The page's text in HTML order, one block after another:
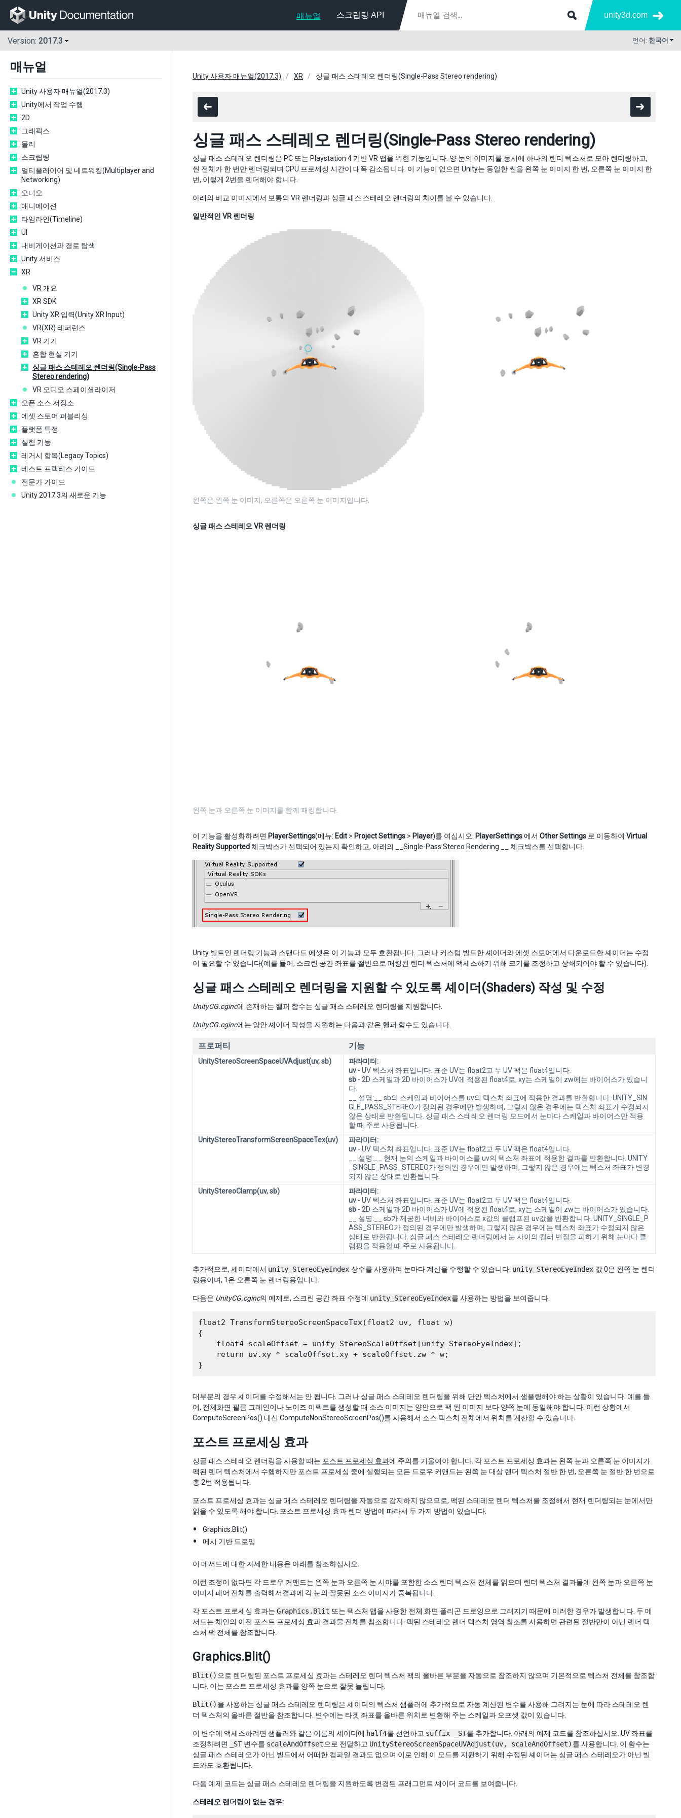
매뉴얼 스크립팅 API unity3d.com
Version: 2017.3 언어: 한국어
매뉴얼
Unity 사용자 매뉴얼(2017.3)
Unity에서 작업 수행
2D
그래픽스
물리
스크립팅
멀티플레이어 및 네트워킹(Multiplayer and
Networking)
오디오
애니메이션
타임라인(Timeline)
UI
내비게이션과 경로 탐색
Unity 서비스
XR
VR 개요
XR SDK
Unity XR 입력(Unity XR Input)
VR(XR) 레퍼런스
VR 기기
혼합 현실 기기
싱글 패스 스테레오 렌더링(Single-Pass
Stereo rendering)
VR 오디오 스페이셜라이저
오픈 소스 저장소
에셋 스토어 퍼블리싱
플랫폼 특정
실험 기능
레거시 항목(Legacy Topics)
베스트 프랙티스 가이드
전문가 가이드
Unity 2017.3의 새로운 기능
Unity 사용자 매뉴얼(2017.3) XR 싱글 패스 스테레오 렌더링(Single-Pass Stereo rendering)
싱글 패스 스테레오 렌더링(Single-Pass Stereo rendering)
싱글 패스 스테레오 렌더링은 PC 또는 Playstation 4 기반 VR 앱을 위한 기능입니다. 양 눈의 이미지를 동시에 하나의 렌더 텍스처로 모아 렌더링하고,
씬 전체가 한 번만 렌더링되며 CPU 프로세싱 시간이 대폭 감소됩니다. 이 기능이 없으면 Unity는 동일한 씬을 왼쪽 눈 이미지 한 번, 오른쪽 눈 이미지 한
번, 이렇게 2번을 렌더해야 합니다.
아래의 비교 이미지에서 보통의 VR 렌더링과 싱글 패스 스테레오 렌더링의 차이를 볼 수 있습니다.
일반적인 VR 렌더링
왼쪽은 왼쪽 눈 이미지, 오른쪽은 오른쪽 눈 이미지입니다.
싱글 패스 스테레오 VR 렌더링
왼쪽 눈과 오른쪽 눈 이미지를 함께 패킹합니다.
이 기능을 활성화하려면 PlayerSettings(메뉴: Edit > Project Settings > Player)를 여십시오. PlayerSettings에서 Other Settings 로 이동하여 Virtual
Reality Supported체크박스가 선택되어 있는지 확인하고, 아래의 __Single-Pass Stereo Rendering __ 체크박스를 선택합니다.
Unity 빌트인 렌더링 기능과 스탠다드 에셋은 이 기능과 모두 호환됩니다. 그러나 커스텀 빌드한 셰이더와 에셋 스토어에서 다운로드한 셰이더는 수정
이 필요할 수 있습니다(예를 들어, 스크린 공간 좌표를 절반으로 패킹된 렌더 텍스처에 액세스하기 위해 크기를 조정하고 상쇄되어야 할 수 있습니다).
싱글 패스 스테레오 렌더링을 지원할 수 있도록 셰이더(Shaders) 작성 및 수정
UnityCG.cginc에 존재하는 헬퍼 함수는 싱글 패스 스테레오 렌더링을 지원합니다.
UnityCG.cginc에는 양안 셰이더 작성을 지원하는 다음과 같은 헬퍼 함수도 있습니다.
프로퍼티 기능
UnityStereoScreenSpaceUVAdjust(uv, sb)
파라미터:
uv - UV 텍스처 좌표입니다. 표준 UV는 float2고 두 UV 팩은 float4입니다.
sb - 2D 스케일과 2D 바이어스가 UV에 적용된 float4로, xy는 스케일이 zw에는 바이어스가 있습니
다.
__ 설명:__ sb의 스케일과 바이어스를 uv의 텍스처 좌표에 적용한 결과를 반환합니다. UNITY_SIN
GLE_PASS_STEREO가 정의된 경우에만 발생하며, 그렇지 않은 경우에는 텍스처 좌표가 수정되지
않은 상태로 반환됩니다. 싱글 패스 스테레오 렌더링 모드에서 눈마다 스케일과 바이어스만 적용
할 때 주로 사용됩니다.
UnityStereoTransformScreenSpaceTex(uv)
파라미터:
uv - UV 텍스처 좌표입니다. 표준 UV는 float2고 두 UV 팩은 float4입니다.
__ 설명:__ 현재 눈의 스케일과 바이어스를 uv의 텍스처 좌표에 적용한 결과를 반환합니다. UNITY
_SINGLE_PASS_STEREO가 정의된 경우에만 발생하며, 그렇지 않은 경우에는 텍스처 좌표가 변경
되지 않은 상태로 반환됩니다.
UnityStereoClamp(uv, sb)
파라미터:
uv - UV 텍스처 좌표입니다. 표준 UV는 float2고 두 UV 팩은 float4입니다.
sb - 2D 스케일과 2D 바이어스가 UV에 적용된 float4로, xy는 스케일이 zw는 바이어스가 있습니다.
__ 설명:__ sb가 제공한 너비와 바이어스로 x값의 클램프된 uv값을 반환합니다. UNITY_SINGLE_P
ASS_STEREO가 정의된 경우에만 발생하며, 그렇지 않은 경우에는 텍스처 좌표가 수정되지 않은
상태로 반환됩니다. 싱글 패스 스테레오 렌더링에서 눈 사이의 컬러 번짐을 피하기 위해 눈마다 클
램핑을 적용할 때 주로 사용됩니다.
추가적으로, 셰이더에서 unity_StereoEyeIndex 상수를 사용하여 눈마다 계산을 수행할 수 있습니다. unity_StereoEyeIndex 값 0은 왼쪽 눈 렌더
링용이며, 1은 오른쪽 눈 렌더링용입니다.
다음은 UnityCG.cginc의 예제로, 스크린 공간 좌표 수정에 unity_StereoEyeIndex를 사용하는 방법을 보여줍니다.
float2 TransformStereoScreenSpaceTex(float2 uv, float w)
{
    float4 scaleOffset = unity_StereoScaleOffset[unity_StereoEyeIndex];
    return uv.xy * scaleOffset.xy + scaleOffset.zw * w;
대부분의 경우 셰이더를 수정해서는 안 됩니다. 그러나 싱글 패스 스테레오 렌더링을 위해 단안 텍스처에서 샘플링해야 하는 상황이 있습니다. 예를 들
어, 전체화면 필름 그레인이나 노이즈 이펙트를 생성할 때 소스 이미지는 양안으로 팩 된 이미지 보다 양쪽 눈에 동일해야 합니다. 이런 상황에서
ComputeScreenPos() 대신 ComputeNonStereoScreenPos()를 사용해서 소스 텍스처 전체에서 위치를 계산할 수 있습니다.
포스트 프로세싱 효과
싱글 패스 스테레오 렌더링을 사용할 때는 포스트 프로세싱 효과에 주의를 기울여야 합니다. 각 포스트 프로세싱 효과는 왼쪽 눈과 오른쪽 눈 이미지가
팩된 렌더 텍스처에서 수행하지만 포스트 프로세싱 중에 실행되는 모든 드로우 커맨드는 왼쪽 눈 대상 렌더 텍스처 절반 한 번, 오른쪽 눈 절반 한 번으로
총 2번 적용됩니다.
포스트 프로세싱 효과는 싱글 패스 스테레오 렌더링을 자동으로 감지하지 않으므로, 팩된 스테레오 렌더 텍스처를 조정해서 현재 렌더링되는 눈에서만
읽을 수 있도록 해야 합니다. 포스트 프로세싱 효과 렌더 방법에 따라서 두 가지 방법이 있습니다.
Graphics.Blit()
메시 기반 드로잉
이 메서드에 대한 자세한 내용은 아래를 참조하십시오.
이런 조정이 없다면 각 드로우 커맨드는 왼쪽 눈과 오른쪽 눈 시야를 포함한 소스 렌더 텍스처 전체를 읽으며 렌더 텍스처 결과물에 왼쪽 눈과 오른쪽 눈
이미지 페어 전체를 출력해서결과에 각 눈의 잘못된 소스 이미지가 중복됩니다.
각 포스트 프로세싱 효과는 Graphics.Blit 또는 텍스처 맵을 사용한 전체 화면 폴리곤 드로잉으로 그려지기 때문에 이러한 경우가 발생합니다. 두 메
서드는 체인의 이전 포스트 프로세싱 효과 결과물 전체를 참조합니다. 팩된 스테레오 렌더 텍스처 영역 참조를 사용하면 관련된 절반만이 아닌 렌더 텍
스처 팩 전체를 참조합니다.
Graphics.Blit()
Blit() 으로 렌더링된 포스트 프로세싱 효과는 스테레오 렌더 텍스처 팩의 올바른 부분을 자동으로 참조하지 않으며 기본적으로 텍스처 전체를 참조합
니다. 이는 포스트 프로세싱 효과를 양쪽 눈으로 잘못 늘립니다.
Blit() 을 사용하는 싱글 패스 스테레오 렌더링은 셰이더의 텍스처 샘플러에 추가적으로 자동 계산된 변수를 사용해 그려지는 눈에 따라 스테레오 렌
더 텍스처의 올바른 절반을 참조합니다. 변수에는 타겟 좌표를 올바른 위치로 변환해 주는 스케일과 오프셋 값이 있습니다.
이 변수에 액세스하려면 샘플러와 같은 이름의 셰이더에 half4를 선언하고 suffix _ST를 추가합니다. 아래의 예제 코드를 참조하십시오. UV 좌표를
조정하려면
_ST 변수를 scaleAndOffset으로 전달하고 UnityStereoScreenSpaceUVAdjust(uv, scaleAndOffset) 를 사용합니다. 이 함수는
싱글 패스 스테레오가 아닌 빌드에서 어떠한 컴파일 결과도 없으며 이로 인해 이 모드를 지원하기 위해 수정된 셰이더는 싱글 패스 스테레오가 아닌 빌
드와도 호환됩니다.
다음 예제 코드는 싱글 패스 스테레오 렌더링을 지원하도록 변경된 프래그먼트 셰이더 코드를 보여줍니다.
스테레오 렌더링이 없는 경우: